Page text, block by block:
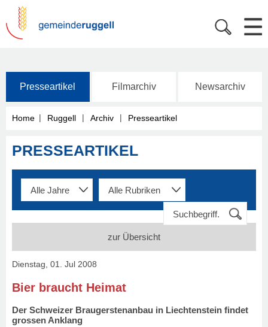
Presseartikel Filmarchiv Newsarchiv
Home | Ruggell | Archiv | Presseartikel
PRESSEARTIKEL
zur Übersicht
Dienstag, 01. Jul 2008
Bier braucht Heimat
Der Schweizer Braugerstenanbau in Liechtenstein findet
grossen Anklang